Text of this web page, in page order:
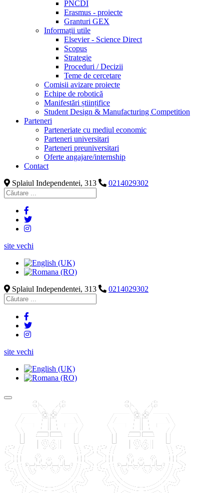
PNCDI
Erasmus - proiecte
Granturi GEX
Informații utile
Elsevier - Science Direct
Scopus
Strategie
Proceduri / Decizii
Teme de cercetare
Comisii avizare proiecte
Echipe de robotică
Manifestări științifice
Student Design & Manufacturing Competition
Parteneri
Parteneriate cu mediul economic
Parteneri universitari
Parteneri preuniversitari
Oferte angajare/internship
Contact
Splaiul Independentei, 313
0214029302
site vechi
Splaiul Independentei, 313 0214029302
site vechi